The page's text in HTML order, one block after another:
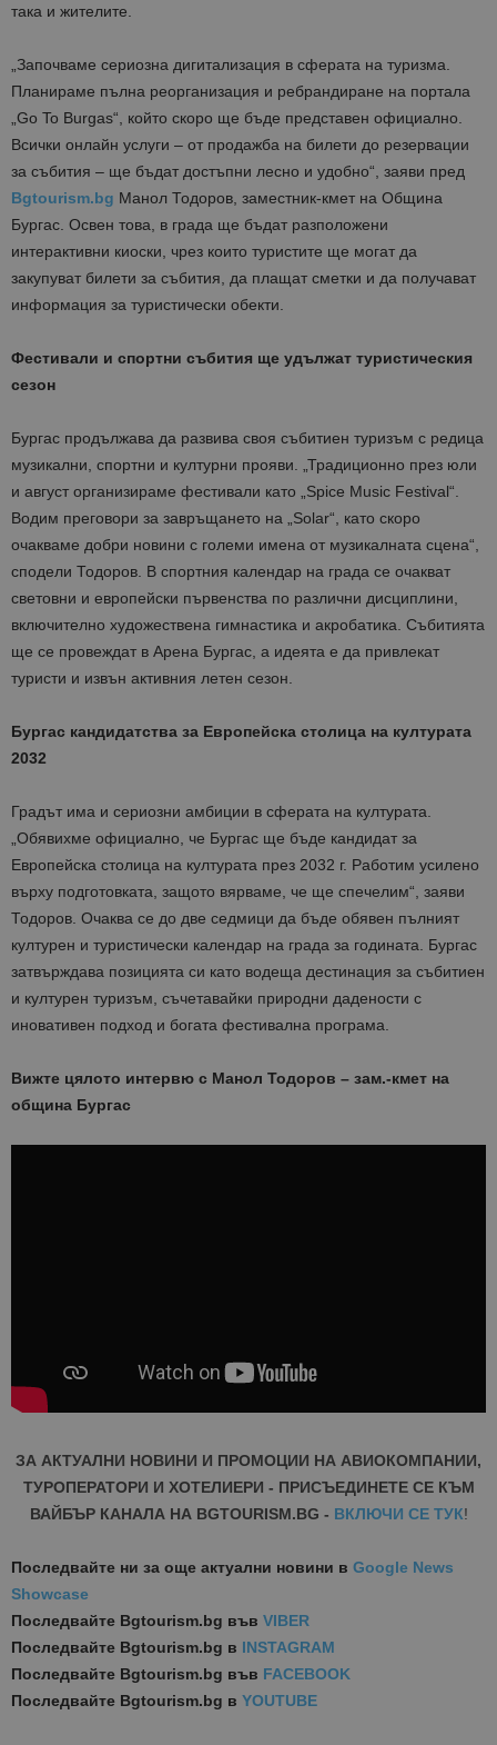
така и жителите.
„Започваме сериозна дигитализация в сферата на туризма.
Планираме пълна реорганизация и ребрандиране на портала
„Go To Burgas“, който скоро ще бъде представен официално.
Всички онлайн услуги – от продажба на билети до резервации
за събития – ще бъдат достъпни лесно и удобно“, заяви пред
Bgtourism.bg Манол Тодоров, заместник-кмет на Община
Бургас. Освен това, в града ще бъдат разположени
интерактивни киоски, чрез които туристите ще могат да
закупуват билети за събития, да плащат сметки и да получават
информация за туристически обекти.
Фестивали и спортни събития ще удължат туристическия
сезон
Бургас продължава да развива своя събитиен туризъм с редица
музикални, спортни и културни прояви. „Традиционно през юли
и август организираме фестивали като „Spice Music Festival“.
Водим преговори за завръщането на „Solar“, като скоро
очакваме добри новини с големи имена от музикалната сцена“,
сподели Тодоров. В спортния календар на града се очакват
световни и европейски първенства по различни дисциплини,
включително художествена гимнастика и акробатика. Събитията
ще се провеждат в Арена Бургас, а идеята е да привлекат
туристи и извън активния летен сезон.
Бургас кандидатства за Европейска столица на културата
2032
Градът има и сериозни амбиции в сферата на културата.
„Обявихме официално, че Бургас ще бъде кандидат за
Европейска столица на културата през 2032 г. Работим усилено
върху подготовката, защото вярваме, че ще спечелим“, заяви
Тодоров. Очаква се до две седмици да бъде обявен пълният
културен и туристически календар на града за годината. Бургас
затвърждава позицията си като водеща дестинация за събитиен
и културен туризъм, съчетавайки природни дадености с
иновативен подход и богата фестивална програма.
Вижте цялото интервю с Манол Тодоров – зам.-кмет на
община Бургас
ЗА АКТУАЛНИ НОВИНИ И ПРОМОЦИИ НА АВИОКОМПАНИИ,
ТУРОПЕРАТОРИ И ХОТЕЛИЕРИ - ПРИСЪЕДИНЕТЕ СЕ КЪМ
ВАЙБЪР КАНАЛА НА BGTOURISM.BG - ВКЛЮЧИ СЕ ТУК!
Последвайте ни за още актуални новини в Google News
Showcase
Последвайте Bgtourism.bg във VIBER
Последвайте Bgtourism.bg в INSTAGRAM
Последвайте Bgtourism.bg във FACEBOOK
Последвайте Bgtourism.bg в YOUTUBE